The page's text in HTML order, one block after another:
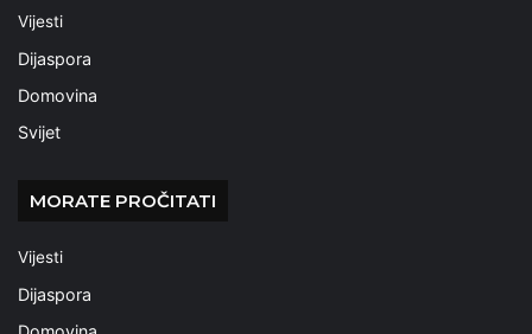
Vijesti
Dijaspora
Domovina
Svijet
MORATE PROČITATI
Vijesti
Dijaspora